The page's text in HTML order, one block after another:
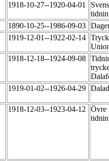
1918-10-27--1920-04-01
1890-10-25--1986-09-03
1919-12-01--1922-02-14
1918-12-18--1924-09-08
1919-01-02--1926-04-29
1918-12-03--1923-04-12
Övre